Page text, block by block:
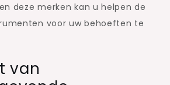
deze merken kan u helpen de
voor uw behoeften te
van